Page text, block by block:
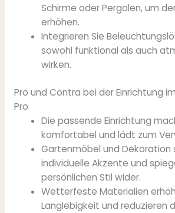
Schirme oder Pergolen, um
erhöhen.
Integrieren Sie
sowohl funktional als auch
wirken.
Pro und Contra bei der Einrichtung
Pro
Die passende Einrichtung
komfortabel und lädt zum
Gartenmöbel und Dekoration
individuelle Akzente und
persönlichen Stil wider.
Wetterfeste Materialien
Langlebigkeit und reduzieren